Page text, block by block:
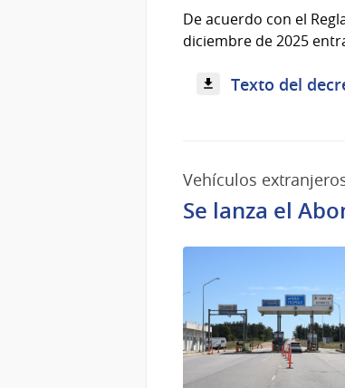
De acuerdo con el
diciembre de 2025
Texto del
Vehículos
Se lanza el